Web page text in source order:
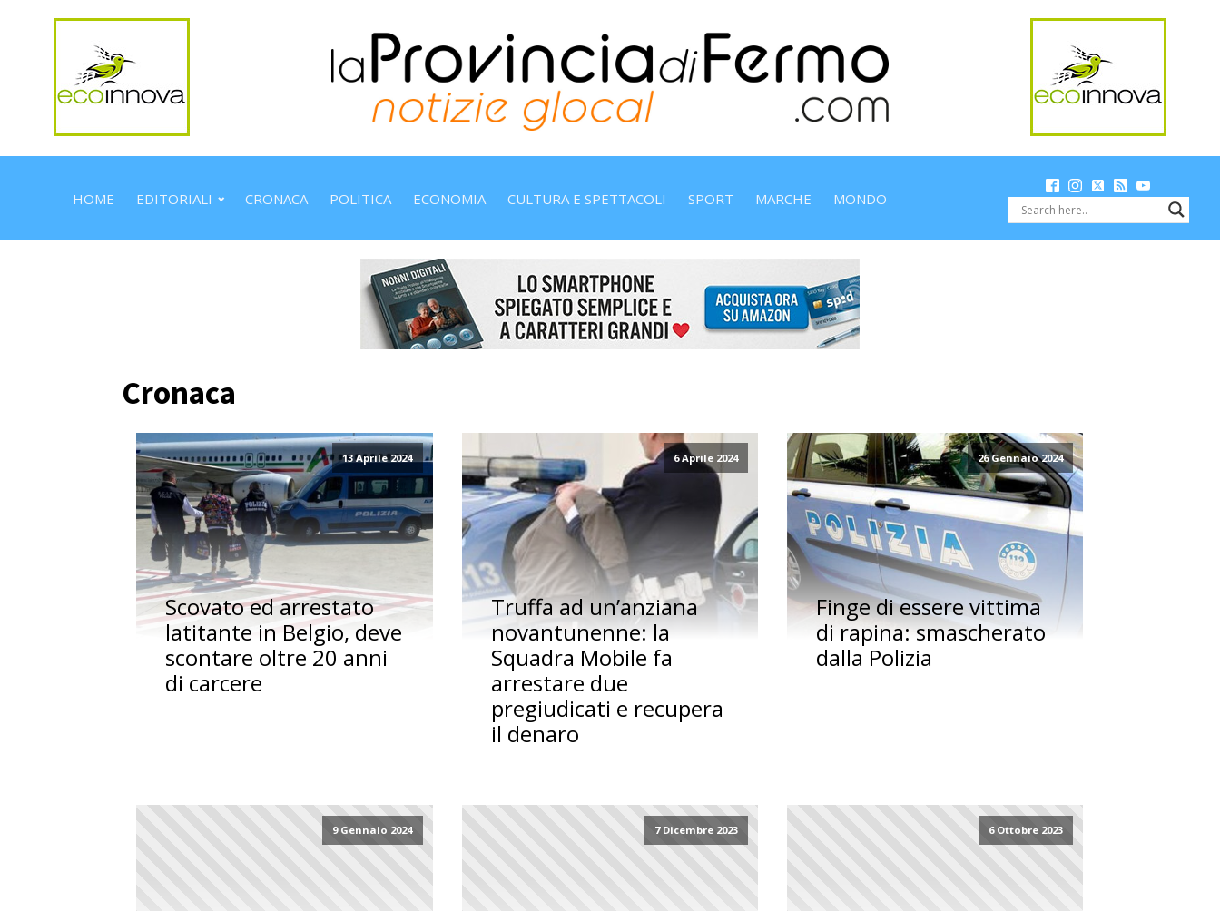
HOME EDITORIALI CRONACA POLITICA ECONOMIA CULTURA E SPETTACOLI SPORT MARCHE MONDO
Cronaca
13 Aprile 2024
Scovato ed arrestato
latitante in Belgio, deve
scontare oltre 20 anni
di carcere
6 Aprile 2024
Truffa ad un’anziana
novantunenne: la
Squadra Mobile fa
arrestare due
pregiudicati e recupera
il denaro
26 Gennaio 2024
Finge di essere vittima
di rapina: smascherato
dalla Polizia
9 Gennaio 2024 7 Dicembre 2023 6 Ottobre 2023